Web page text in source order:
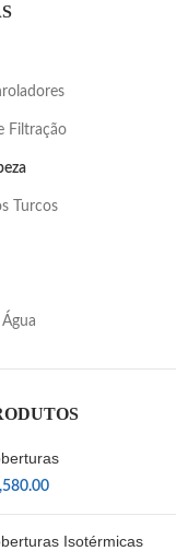
Filtração
Turcos
Isotérmicas